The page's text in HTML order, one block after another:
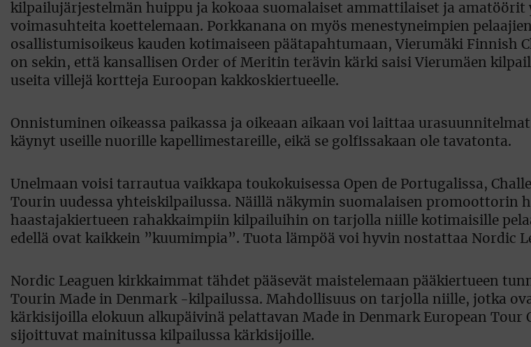
kilpailujärjestelmän huippu ja kokoaa suomalaiset ammattilaiset ja amatöörit
voimasuhteita koettelemaan. Porkkanana on myös menestyneimpien
osallistumisoikeus kauden kotimaiseen päätapahtumaan, Vierumäki Finnish
on sekin, että kansallisen Order of Meritin terävin kärki saisi Vierumäen
useita villejä kortteja Euroopan kakkoskiertueelle.
Onnistuminen oikeassa paikassa ja oikeaan aikaan voi laittaa
käynyt useille nuorille kapellimestareille, eikä se golfissakaan ole tavatonta.
Unelmaan voisi tarrautua vaikkapa toukokuisessa Open de Portugalissa,
Tourin uudessa yhteiskilpailussa. Näillä näkymin suomalaisen promoottorin
haastajakiertueen rahakkaimpiin kilpailuihin on tarjolla niille kotimaisille
edellä ovat kaikkein ”kuumimpia”. Tuota lämpöä voi hyvin nostattaa Nordic
Nordic Leaguen kirkkaimmat tähdet pääsevät maistelemaan pääkiertueen
Tourin Made in Denmark -kilpailussa. Mahdollisuus on tarjolla niille, jotka
kärkisijoilla elokuun alkupäivinä pelattavan Made in Denmark European Tour
sijoittuvat mainitussa kilpailussa kärkisijoille.